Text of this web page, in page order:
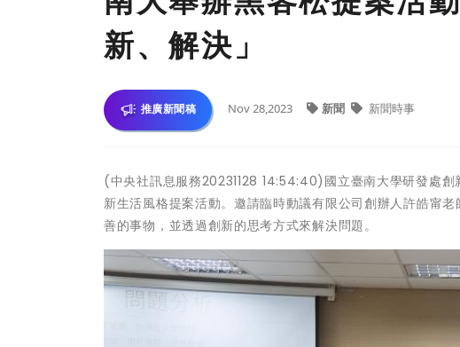
新、解決」
推廣新聞稿 Nov 28,2023 新聞 新聞時事
(中央社訊息服務20231128 14:54:40)國立臺南大學研發處
新生活風格提案活動。邀請臨時動議有限公司創辦人許皓甯
善的事物，並透過創新的思考方式來解決問題。